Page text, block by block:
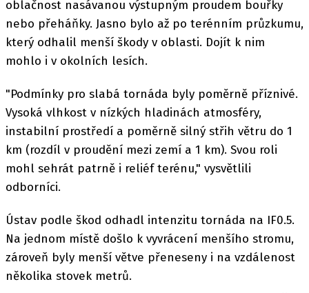
oblačnost nasávanou výstupným proudem bouřky
nebo přeháňky. Jasno bylo až po terénním průzkumu,
který odhalil menší škody v oblasti. Dojít k nim
mohlo i v okolních lesích.
"Podmínky pro slabá tornáda byly poměrně příznivé.
Vysoká vlhkost v nízkých hladinách atmosféry,
instabilní prostředí a poměrně silný střih větru do 1
km (rozdíl v proudění mezi zemí a 1 km). Svou roli
mohl sehrát patrně i reliéf terénu," vysvětlili
odborníci.
Ústav podle škod odhadl intenzitu tornáda na IF0.5.
Na jednom místě došlo k vyvrácení menšího stromu,
zároveň byly menší větve přeneseny i na vzdálenost
několika stovek metrů.